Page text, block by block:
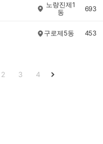
노량진제1
동
693
구로제5동 453
2 3 4